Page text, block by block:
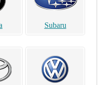
Subaru